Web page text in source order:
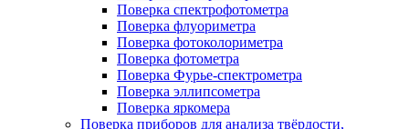
Поверка спектрофотометра
Поверка флуориметра
Поверка фотоколориметра
Поверка фотометра
Поверка Фурье-спектрометра
Поверка эллипсометра
Поверка яркомера
Поверка приборов для анализа твёрдости,